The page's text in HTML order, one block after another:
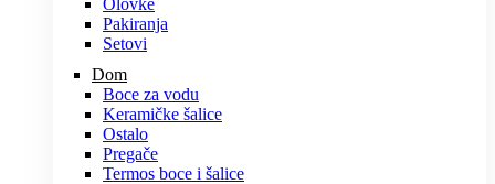
Olovke
Pakiranja
Setovi
Dom
Boce za vodu
Keramičke šalice
Ostalo
Pregače
Termos boce i šalice